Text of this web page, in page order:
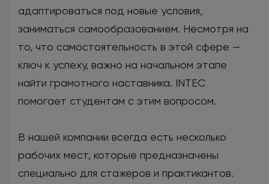
адаптироваться под новые условия,
заниматься самообразованием. Несмотря на
то, что самостоятельность в этой сфере —
ключ к успеху, важно на начальном этапе
найти грамотного наставника. INTEC
помогает студентам с этим вопросом.
В нашей компании всегда есть несколько
рабочих мест, которые предназначены
специально для стажеров и практикантов.